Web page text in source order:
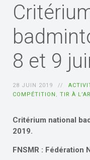
8 et 9
28 JUIN 2019
COMPÉTITION , TIR À
Critérium national
2019.
FNSMR : Fédération